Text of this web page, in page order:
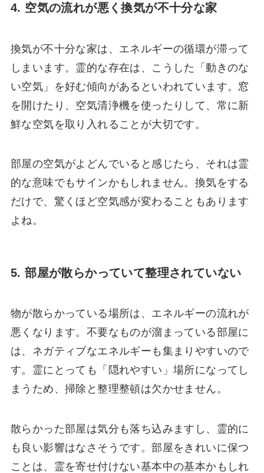
4. 空気の流れが悪く換気が不十分な家
換気が不十分な家は、エネルギーの循環が滞って
しまいます。霊的な存在は、こうした「動きのな
い空気」を好む傾向があるといわれています。窓
を開けたり、空気清浄機を使ったりして、常に新
鮮な空気を取り入れることが大切です。
部屋の空気がよどんでいると感じたら、それは霊
的な意味でもサインかもしれません。換気をする
だけで、驚くほど空気感が変わることもあります
よね。
5. 部屋が散らかっていて整理されていない
物が散らかっている場所は、エネルギーの流れが
悪くなります。不要なものが溜まっている部屋に
は、ネガティブなエネルギーも集まりやすいので
す。霊にとっても「隠れやすい」場所になってし
まうため、掃除と整理整頓は欠かせません。
散らかった部屋は気分も落ち込みますし、霊的に
も良い影響はなさそうです。部屋をきれいに保つ
ことは、霊を寄せ付けない基本中の基本かもしれ